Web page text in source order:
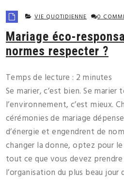
VIE QUOTIDIENNE 0
Mariage éco-
normes respecter ?
Temps de lecture : 2 minutes
Se marier, c’est bien. Se
l’environnement, c’est mieux.
cérémonies de mariage
d’énergie et engendrent de
changer la donne, optez pour
tout ce que vous devez
l’organisation du plus beau